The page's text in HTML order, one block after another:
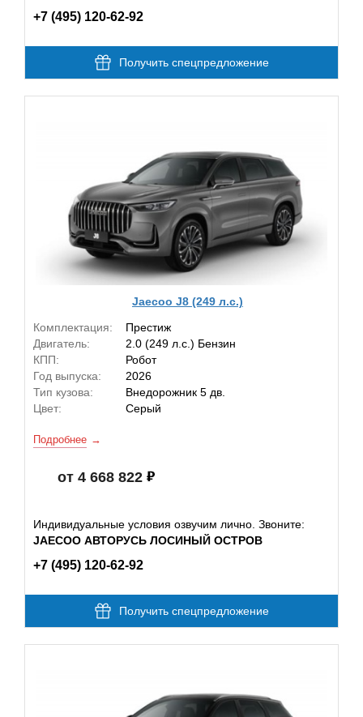
+7 (495) 120-62-92
Получить спецпредложение
Jaecoo J8 (249 л.с.)
Комплектация:
Престиж
Двигатель:
2.0 (249 л.с.) Бензин
КПП:
Робот
Год выпуска:
2026
Тип кузова:
Внедорожник 5 дв.
Цвет:
Серый
Подробнее
от 4 668 822
Индивидуальные условия озвучим лично. Звоните:
JAECOO АВТОРУСЬ ЛОСИНЫЙ ОСТРОВ
+7 (495) 120-62-92
Получить спецпредложение